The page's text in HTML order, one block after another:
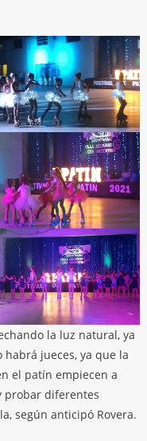
la luz natural, ya
jueces, ya que la
el patín empiecen a
probar diferentes
según anticipó Rovera.